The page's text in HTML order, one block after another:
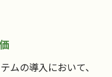
ムの導入において、